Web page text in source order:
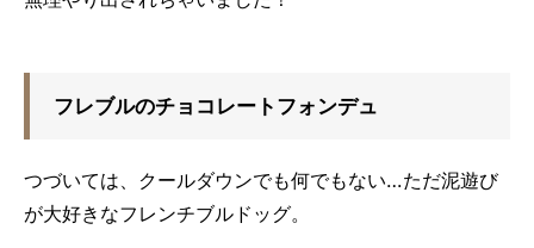
フレブルのチョコレートフォンデュ
つづいては、クールダウンでも何でもない…ただ泥遊び
が大好きなフレンチブルドッグ。